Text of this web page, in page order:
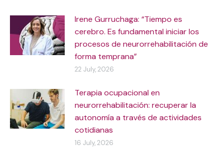
Irene Gurruchaga: “Tiempo es
cerebro. Es fundamental iniciar los
procesos de neurorrehabilitación de
forma temprana”
22 July, 2026
Terapia ocupacional en
neurorrehabilitación: recuperar la
autonomía a través de actividades
cotidianas
16 July, 2026